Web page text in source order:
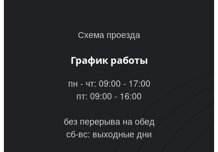
Схема проезда
График работы
пн - чт: 09:00 - 17:00
пт: 09:00 - 16:00
без перерыва на обед
сб-вс: выходные дни